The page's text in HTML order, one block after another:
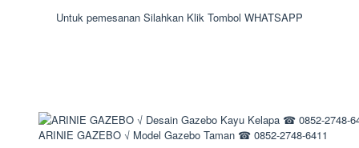
Untuk pemesanan Silahkan Klik Tombol WHATSAPP
ARINIE GAZEBO √ Model Gazebo Taman ☎ 0852-2748-6411